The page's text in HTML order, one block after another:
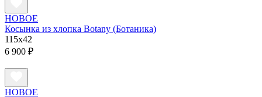
НОВОЕ
Косынка из хлопка Botany (Ботаника)
115х42
6 900 ₽
НОВОЕ